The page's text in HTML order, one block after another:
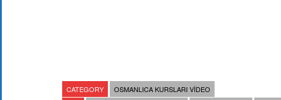
CATEGORY
OSMANLICA KURSLARI VIDEO